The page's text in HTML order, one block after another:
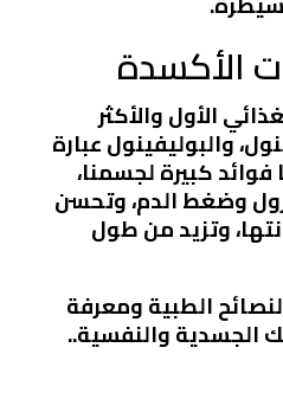
الأكسدة
الأول والأكثر
والبوليفينول عبارة
كبيرة لجسمنا،
وضغط الدم، وتحسن
وتزيد من طول
الطبية ومعرفة
والنفسية..